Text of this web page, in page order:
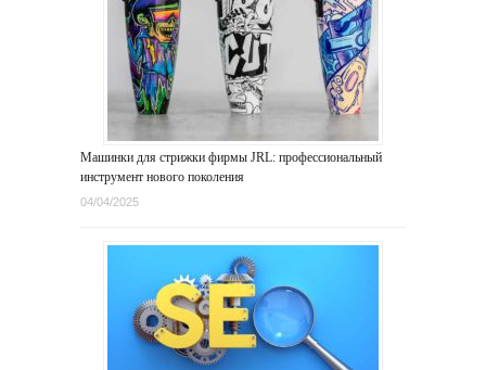
Машинки для стрижки фирмы JRL: профессиональный
инструмент нового поколения
04/04/2025